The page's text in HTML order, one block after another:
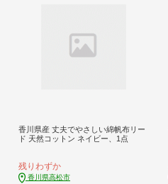
香川県産 丈夫でやさしい綿帆布リー
ド 天然コットン ネイビー、1点
残りわずか
香川県高松市